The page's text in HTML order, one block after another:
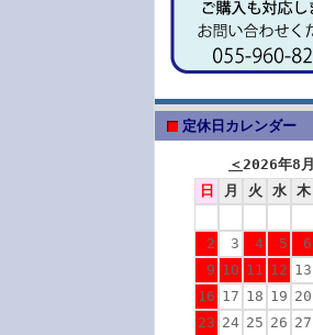
定休日カレンダー
＜2026年8月
日
月 火 水 木
2
3 4 5 6
9 10 11 12 13
16 17 18 19 20
23 24 25 26 27